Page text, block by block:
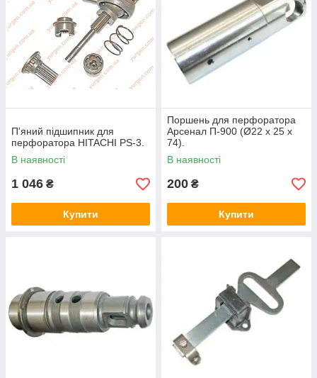
П'яний підшипник для
перфоратора HITACHI PS-3.
В наявності
1 046 ₴
Купити
Поршень для перфоратора
Арсенал П-900 (Ø22 х 25 х
74).
В наявності
200 ₴
Купити